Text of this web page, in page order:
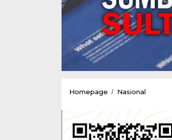
Homepage / Nasional
Pameran
Nasional